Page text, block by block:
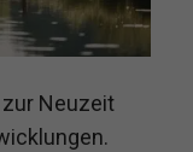
Neuzeit